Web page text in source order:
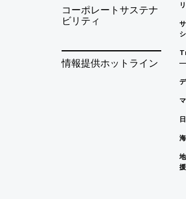
コーポレートサステナ
ビリティ
情報提供ホットライン
援